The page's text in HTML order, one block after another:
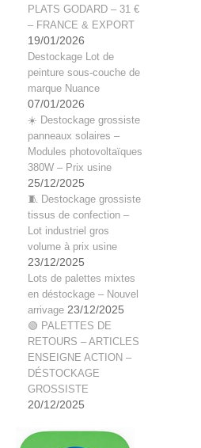
PLATS GODARD – 31 €
– FRANCE & EXPORT
19/01/2026
Destockage Lot de
peinture sous-couche de
marque Nuance
07/01/2026
☀️ Destockage grossiste
panneaux solaires –
Modules photovoltaïques
380W – Prix usine
25/12/2025
🧵 Destockage grossiste
tissus de confection –
Lot industriel gros
volume à prix usine
23/12/2025
Lots de palettes mixtes
en déstockage – Nouvel
arrivage 23/12/2025
🟢 PALETTES DE
RETOURS – ARTICLES
ENSEIGNE ACTION –
DÉSTOCKAGE
GROSSISTE
20/12/2025